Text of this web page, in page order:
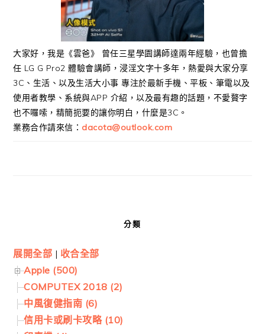
大家好，我是《雲爸》 曾任三星學園講師達兩年經驗，也曾擔
任 LG G Pro2 體驗會講師，浸淫文字十多年，熱愛與大家分享
3C、生活、以及生活大小事 專注於最新手機、平板、筆電以及
使用者教學、系統與APP 介紹，以及最有趣的話題，不愛贅字
也不囉嗦，精簡扼要的讓你明白，什麼是3C。
業務合作請來信： dacota@outlook.com
分類
展開全部 | 收合全部
Apple (500)
COMPUTEX 2018 (2)
中風復健指南 (6)
信用卡或刷卡攻略 (10)